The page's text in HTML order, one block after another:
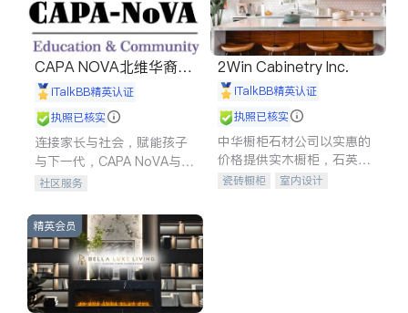
CAPA NOVA北维华裔家
长会iTalkBB精英认证
执照已核实
连接家长与社会，赋能孩子
与下一代，CAPA NoVA与您
携手建设包容、公平、充满
社区服务
2Win Cabinetry Inc.
iTalkBB精英认证
执照已核实
中华橱柜石材公司以实惠的
价格提供实木橱柜，石英石
台面，多种优质不锈钢水
瓷砖橱柜
室内设计
精英会员